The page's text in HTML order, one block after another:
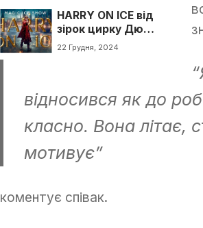
HARRY ON ICE від
зірок цирку Дю
Солей в Луцьку
22 Грудня, 2024
відносився як до
класно. Вона літає,
мотивує”
коментує співак.